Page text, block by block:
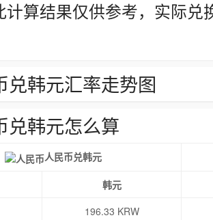
计算结果仅供参考，实际
兑韩元汇率走势图
兑韩元怎么算
人民币兑韩元
韩元
196.33 KRW